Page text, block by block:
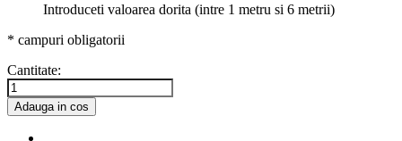
Introduceti valoarea dorita (intre 1 metru si 6 metrii)
* campuri obligatorii
Cantitate:
Adauga in cos